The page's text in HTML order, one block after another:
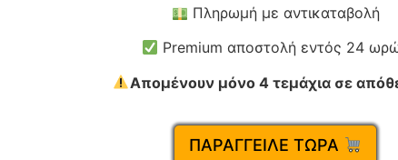
Πληρωμή με αντικαταβολή
Premium αποστολή εντός 24
Απομένουν μόνο 4 τεμάχια σε
ΠΑΡΑΓΓΕΙΛΕ ΤΩΡΑ